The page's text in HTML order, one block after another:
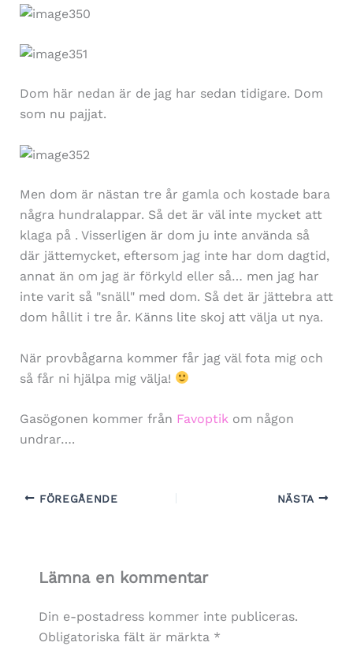
Dom här nedan är de jag har sedan tidigare. Dom
som nu pajjat.
Men dom är nästan tre år gamla och kostade bara
några hundralappar. Så det är väl inte mycket att
klaga på . Visserligen är dom ju inte använda så
där jättemycket, eftersom jag inte har dom dagtid,
annat än om jag är förkyld eller så… men jag har
inte varit så "snäll" med dom. Så det är jättebra att
dom hållit i tre år. Känns lite skoj att välja ut nya.
När provbågarna kommer får jag väl fota mig och
så får ni hjälpa mig välja!
Gasögonen kommer från Favoptikom någon
undrar….
FÖREGÅENDE NÄSTA
Lämna en kommentar
Din e-postadress kommer inte publiceras.
Obligatoriska fält är märkta *